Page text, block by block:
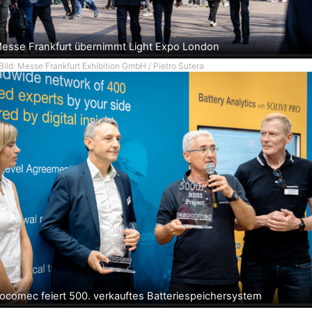
Frankfurt übernimmt Light Expo London
Messe Frankfurt Exhibition GmbH / Pietro Sutera
feiert 500. verkauftes Batteriespeichersystem